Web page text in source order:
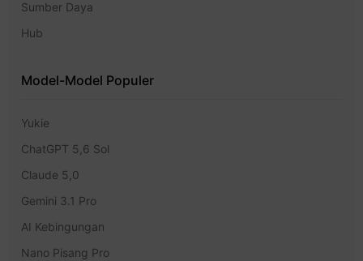
Sumber Daya
Hub
Model-Model Populer
Yukie
ChatGPT 5,6 Sol
Claude 5,0
Gemini 3.1 Pro
AI Kebingungan
Nano Pisang Pro